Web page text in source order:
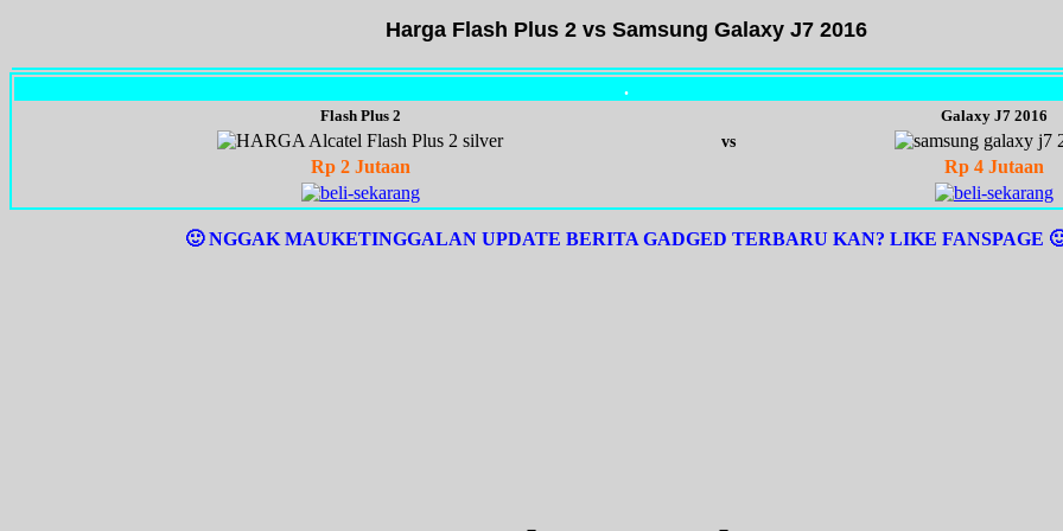
Harga Flash Plus 2 vs Samsung Galaxy J7 2016
.
Flash Plus 2
Galaxy J7 2016
vs
Rp 2 Jutaan Rp 4 Jutaan
🙂 NGGAK MAUKETINGGALAN UPDATE BERITA GADGED TERBARU KAN? LIKE FANSPAGE